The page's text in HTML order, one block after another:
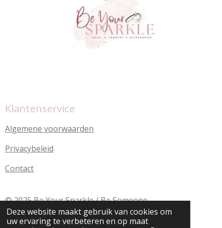
Deze website maakt gebruik van cookies om
uw ervaring te verbeteren en op maat
Klantenservice
Algemene voorwaarden
Privacybeleid
Contact
© 2025 Be Your Sparkle / Be Someone